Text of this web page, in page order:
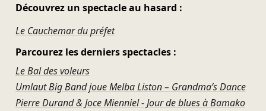
Découvrez un spectacle au hasard :
Le Cauchemar du préfet
Parcourez les derniers spectacles :
Le Bal des voleurs
Umlaut Big Band joue Melba Liston – Grandma’s Dance
Pierre Durand & Joce Mienniel - Jour de blues à Bamako